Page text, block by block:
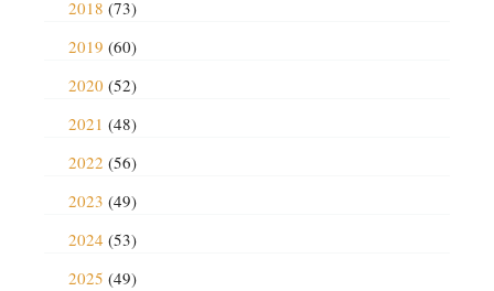
2018 (73)
2019 (60)
2020 (52)
2021 (48)
2022 (56)
2023 (49)
2024 (53)
2025 (49)